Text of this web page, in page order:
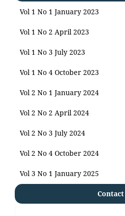
Vol 1 No 1 January 2023
Vol 1 No 2 April 2023
Vol 1 No 3 July 2023
Vol 1 No 4 October 2023
Vol 2 No 1 January 2024
Vol 2 No 2 April 2024
Vol 2 No 3 July 2024
Vol 2 No 4 October 2024
Vol 3 No 1 January 2025
Contact